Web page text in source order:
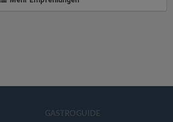
GASTROGUIDE